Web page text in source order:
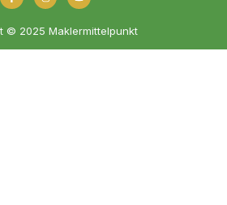
© 2025 Maklermittelpunkt